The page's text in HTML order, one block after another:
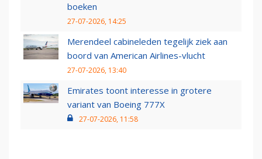
boeken
27-07-2026, 14:25
Merendeel cabineleden tegelijk ziek aan
boord van American Airlines-vlucht
27-07-2026, 13:40
Emirates toont interesse in grotere
variant van Boeing 777X
27-07-2026, 11:58